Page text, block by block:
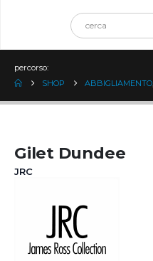
percorso:
SHOP
ABBIGLIAMENTO
Gilet Dundee
JRC